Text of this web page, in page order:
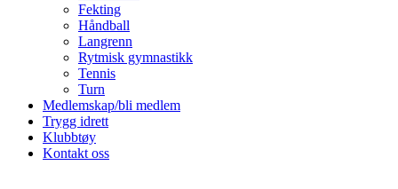
Fekting
Håndball
Langrenn
Rytmisk gymnastikk
Tennis
Turn
Medlemskap/bli medlem
Trygg idrett
Klubbtøy
Kontakt oss